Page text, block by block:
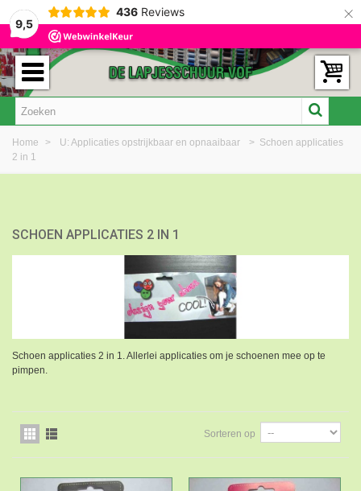
9,5
436 Reviews ×
Home > U: Applicaties opstrijkbaar en opnaaibaar > Schoen applicaties
2 in 1
SCHOEN APPLICATIES 2 IN 1
Schoen applicaties 2 in 1. Allerlei applicaties om je schoenen mee op te
pimpen.
Sorteren op